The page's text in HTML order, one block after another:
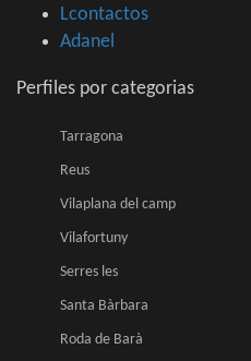
Lcontactos
Adanel
Perfiles por categorias
Tarragona
Reus
Vilaplana del camp
Vilafortuny
Serres les
Santa Bàrbara
Roda de Barà